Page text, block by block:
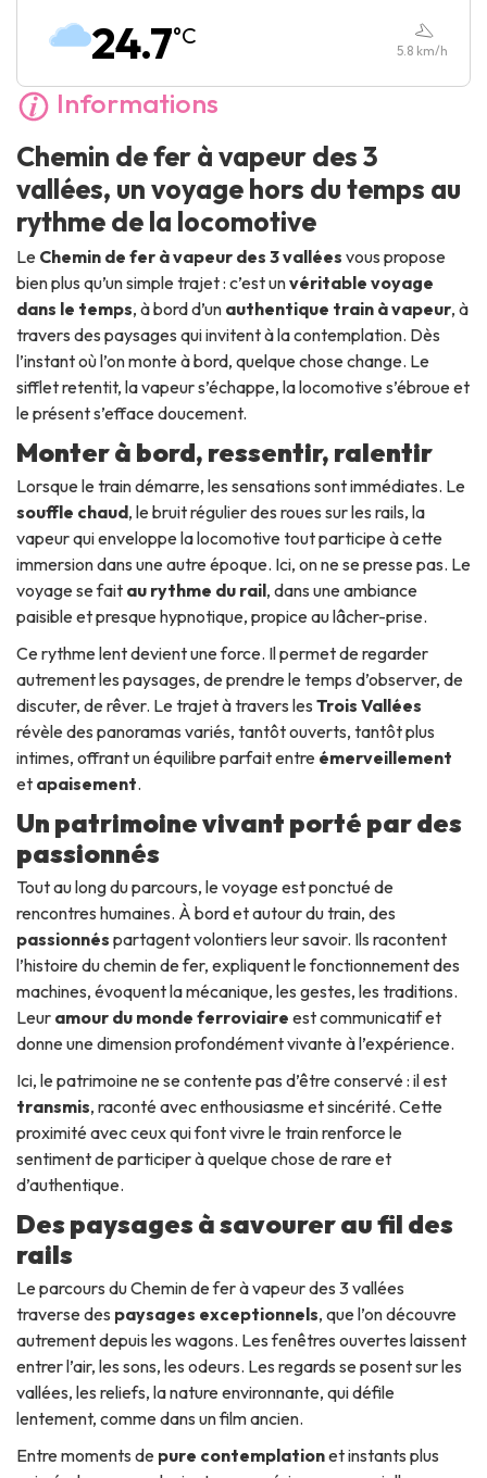
Dimanche :10:00 -19:00
24.7°C
5.8 km/h
Informations
Chemin de fer à vapeur des 3
vallées, un voyage hors du temps au
rythme de la locomotive
Le Chemin de fer à vapeur des 3 vallées vous propose
bien plus qu’un simple trajet : c’est unvéritable voyage
dans le temps, à bord d’un authentique train à vapeur, à
travers des paysages qui invitent à la contemplation. Dès
l’instant où l’on monte à bord, quelque chose change. Le
sifflet retentit, la vapeur s’échappe, la locomotive s’ébroue et
le présent s’efface doucement.
Monter à bord, ressentir, ralentir
Lorsque le train démarre, les sensations sont immédiates. Le
souffle chaud, le bruit régulier des roues sur les rails, la
vapeur qui enveloppe la locomotive tout participe à cette
immersion dans une autre époque. Ici, on ne se presse pas. Le
voyage se fait au rythme du rail, dans une ambiance
paisible et presque hypnotique, propice au lâcher-prise.
Ce rythme lent devient une force. Il permet de regarder
autrement les paysages, de prendre le temps d’observer, de
discuter, de rêver. Le trajet à travers les Trois Vallées
révèle des panoramas variés, tantôt ouverts, tantôt plus
intimes, offrant un équilibre parfait entre émerveillement
et apaisement.
Un patrimoine vivant porté par des
passionnés
Tout au long du parcours, le voyage est ponctué de
rencontres humaines. À bord et autour du train, des
passionnés partagent volontiers leur savoir. Ils racontent
l’histoire du chemin de fer, expliquent le fonctionnement des
machines, évoquent la mécanique, les gestes, les traditions.
Leur amour du monde ferroviaire est communicatif et
donne une dimension profondément vivante à l’expérience.
Ici, le patrimoine ne se contente pas d’être conservé : il est
transmis, raconté avec enthousiasme et sincérité. Cette
proximité avec ceux qui font vivre le train renforce le
sentiment de participer à quelque chose de rare et
d’authentique.
Des paysages à savourer au fil des
rails
Le parcours du Chemin de fer à vapeur des 3 vallées
traverse des paysages exceptionnels, que l’on découvre
autrement depuis les wagons. Les fenêtres ouvertes laissent
entrer l’air, les sons, les odeurs. Les regards se posent sur les
vallées, les reliefs, la nature environnante, qui défile
lentement, comme dans un film ancien.
Entre moments de pure contemplationet instants plus